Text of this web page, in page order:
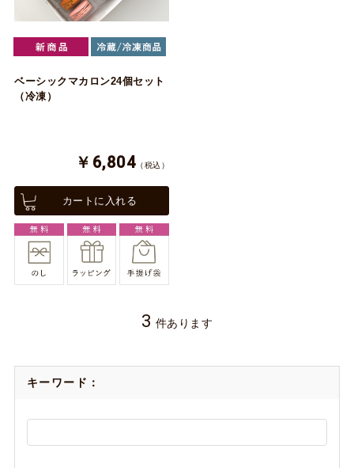
ベーシックマカロン24個セット
（冷凍）
￥6,804 （税込）
カートに入れる
3 件あります
キーワード：